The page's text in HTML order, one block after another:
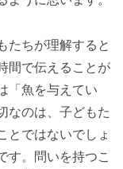
たちが理解すると
間で伝えることが
「魚を与えてい
なのは、子どもた
とではないでしょ
す。問いを持つこ